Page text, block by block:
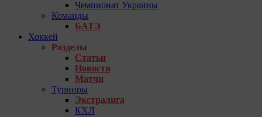
Чемпионат Украины
Команды
БАТЭ
Хоккей
Разделы
Статьи
Новости
Матчи
Турниры
Экстралига
КХЛ